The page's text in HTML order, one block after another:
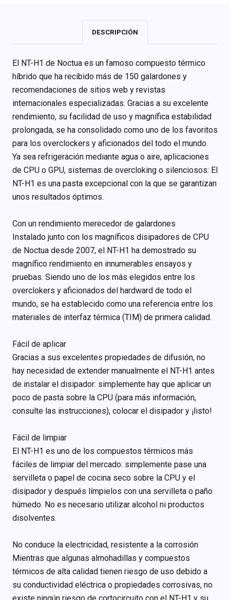
DESCRIPCIÓN
El NT-H1 de Noctua es un famoso compuesto térmico
híbrido que ha recibido más de 150 galardones y
recomendaciones de sitios web y revistas
internacionales especializadas. Gracias a su excelente
rendimiento, su facilidad de uso y magnífica estabilidad
prolongada, se ha consolidado como uno de los favoritos
para los overclockers y aficionados del todo el mundo.
Ya sea refrigeración mediante agua o aire, aplicaciones
de CPU o GPU, sistemas de overcloking o silenciosos: El
NT-H1 es una pasta excepcional con la que se garantizan
unos resultados óptimos.
Con un rendimiento merecedor de galardones
Instalado junto con los magníficos disipadores de CPU
de Noctua desde 2007, el NT-H1 ha demostrado su
magnífico rendimiento en innumerables ensayos y
pruebas. Siendo uno de los más elegidos entre los
overclokers y aficionados del hardward de todo el
mundo, se ha establecido como una referencia entre los
materiales de interfaz térmica (TIM) de primera calidad.
Fácil de aplicar
Gracias a sus excelentes propiedades de difusión, no
hay necesidad de extender manualmente el NT-H1 antes
de instalar el disipador: simplemente hay que aplicar un
poco de pasta sobre la CPU (para más información,
consulte las instrucciones), colocar el disipador y ¡listo!
Fácil de limpiar
El NT-H1 es uno de los compuestos térmicos más
fáciles de limpiar del mercado: simplemente pase una
servilleta o papel de cocina seco sobre la CPU y el
disipador y después límpielos con una servilleta o paño
húmedo. No es necesario utilizar alcohol ni productos
disolventes.
No conduce la electricidad, resistente a la corrosión
Mientras que algunas almohadillas y compuestos
térmicos de alta calidad tienen riesgo de uso debido a
su conductividad eléctrica o propiedades corrosivas, no